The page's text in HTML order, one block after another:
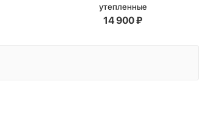
утепленные
14 900₽